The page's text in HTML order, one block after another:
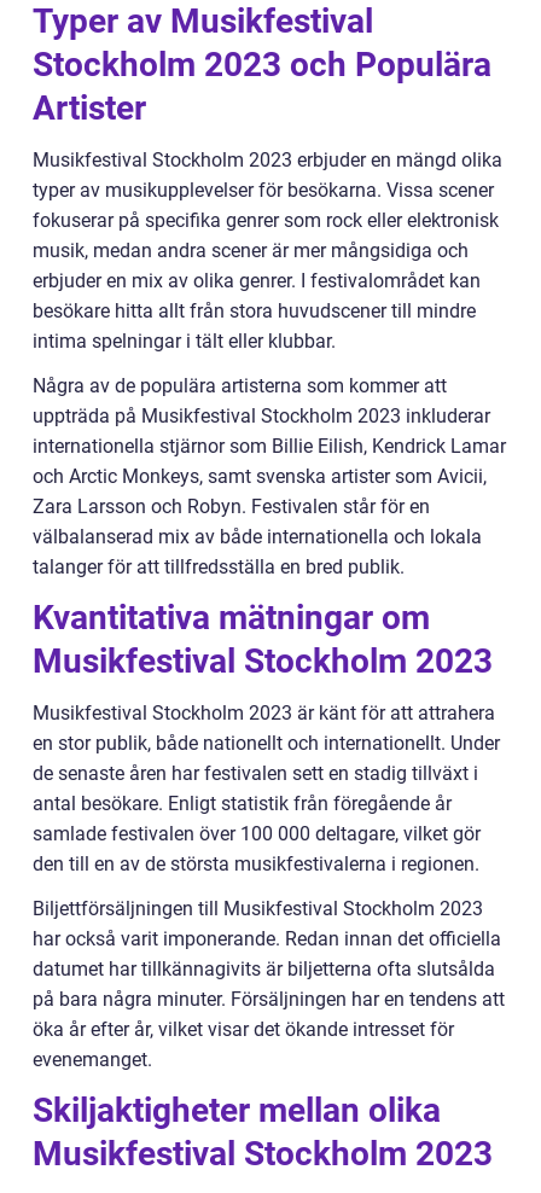
Typer av Musikfestival
Stockholm 2023 och Populära
Artister
Musikfestival Stockholm 2023 erbjuder en mängd olika
typer av musikupplevelser för besökarna. Vissa scener
fokuserar på specifika genrer som rock eller elektronisk
musik, medan andra scener är mer mångsidiga och
erbjuder en mix av olika genrer. I festivalområdet kan
besökare hitta allt från stora huvudscener till mindre
intima spelningar i tält eller klubbar.
Några av de populära artisterna som kommer att
uppträda på Musikfestival Stockholm 2023 inkluderar
internationella stjärnor som Billie Eilish, Kendrick Lamar
och Arctic Monkeys, samt svenska artister som Avicii,
Zara Larsson och Robyn. Festivalen står för en
välbalanserad mix av både internationella och lokala
talanger för att tillfredsställa en bred publik.
Kvantitativa mätningar om
Musikfestival Stockholm 2023
Musikfestival Stockholm 2023 är känt för att attrahera
en stor publik, både nationellt och internationellt. Under
de senaste åren har festivalen sett en stadig tillväxt i
antal besökare. Enligt statistik från föregående år
samlade festivalen över 100 000 deltagare, vilket gör
den till en av de största musikfestivalerna i regionen.
Biljettförsäljningen till Musikfestival Stockholm 2023
har också varit imponerande. Redan innan det officiella
datumet har tillkännagivits är biljetterna ofta slutsålda
på bara några minuter. Försäljningen har en tendens att
öka år efter år, vilket visar det ökande intresset för
evenemanget.
Skiljaktigheter mellan olika
Musikfestival Stockholm 2023